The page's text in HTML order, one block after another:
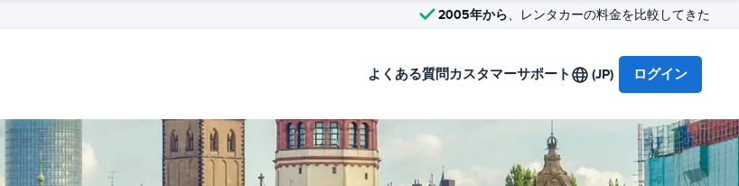
2005年から、レンタカーの料金を比較してきた
よくある質問カスタマーサポート (JP) ログイン